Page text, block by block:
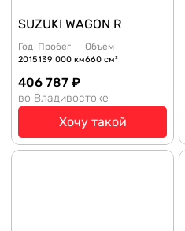
SUZUKI WAGON R
Год
2015
Пробег
139 000 км
Объем
660 см³
406 787 ₽
во Владивостоке
Хочу такой